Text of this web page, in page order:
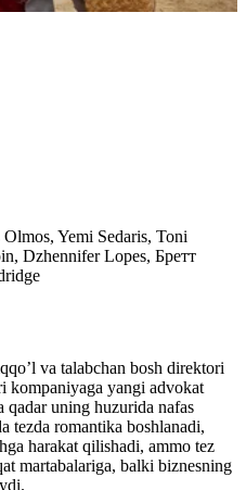
Yemi Sedaris, Toni
Dzhennifer Lopes, Бретт
va talabchan bosh direktori
kompaniyaga yangi advokat
uning huzurida nafas
tezda romantika boshlanadi,
harakat qilishadi, ammo tez
martabalariga, balki biznesning